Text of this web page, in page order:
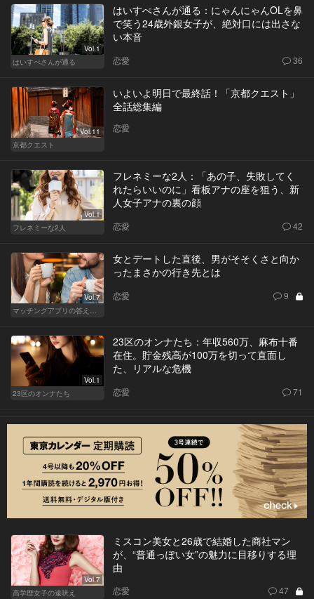
Vol.1
はいすぺさんが通る
はいすぺさんが通る：にゃんにゃんOLを鼻
で笑う24歳外銀女子が、絶対口には出さな
い本音
恋愛 36
Vol.11
京都クエスト
いよいよ明日で最終話！「京都クエスト」
全話総集編
恋愛
Vol.1
フレネミーな2人
フレネミーな2人：「あの子、失敗してく
れたらいいのに」看板アナの座を狙う、新
人女子アナの裏の顔
恋愛 42
Vol.7
マッチングアプリの答えあわせ【A】
女とデートした直後、男がそそくさと向か
ったまさかの行き先とは
恋愛 9
Vol.1
23区のオンナたち
23区のオンナたち：年収560万、麻布十番
在住。貯金残高が100万を切って直面し
た、リアルな危機
恋愛 71
Vol.7
高学歴女子の遠吠え
ミスコン美女と26歳で結婚した商社マン
が、“普通っぽい女”の魅力に目移りする理
由
恋愛 47